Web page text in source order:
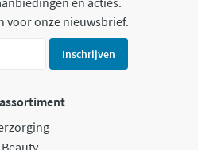
voor onze nieuwsbrief.
Inschrijven